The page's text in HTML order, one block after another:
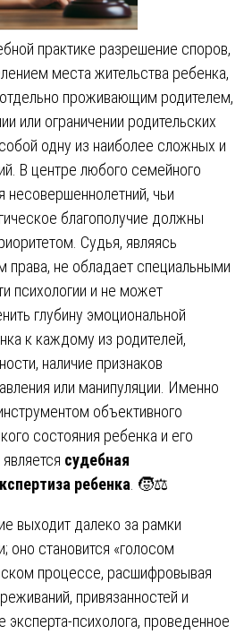
практике разрешение споров,
места жительства ребенка,
проживающим родителем,
или ограничении родительских
одну из наиболее сложных и
В центре любого семейного
несовершеннолетний, чьи
благополучие должны
Судья, являясь
права, не обладает специальными
психологии и не может
глубину эмоциональной
к каждому из родителей,
наличие признаков
или манипуляции. Именно
объективного
состояния ребенка и его
судебная
ребенка . 🧒⚖️
выходит далеко за рамки
оно становится «голосом
процессе, расшифровывая
привязанностей и
эксперта-психолога, проведенное